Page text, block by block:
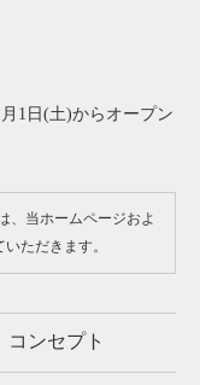
1日(土)からオープン
、当ホームページおよ
ただきます。
コンセプト